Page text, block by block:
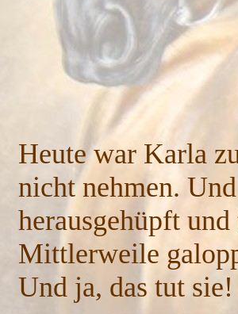
Heute war Karla
nicht nehmen.
herausgehüpft
Mittlerweile
Und ja, das tut sie!